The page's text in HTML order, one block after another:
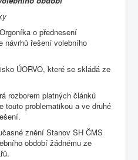
o přednesení
návrhů řešení volebního
ÚORVO, které se skládá ze
rozborem platných článků
problematikou a ve druhé
znění Stanov SH ČMS
období žádnému ze